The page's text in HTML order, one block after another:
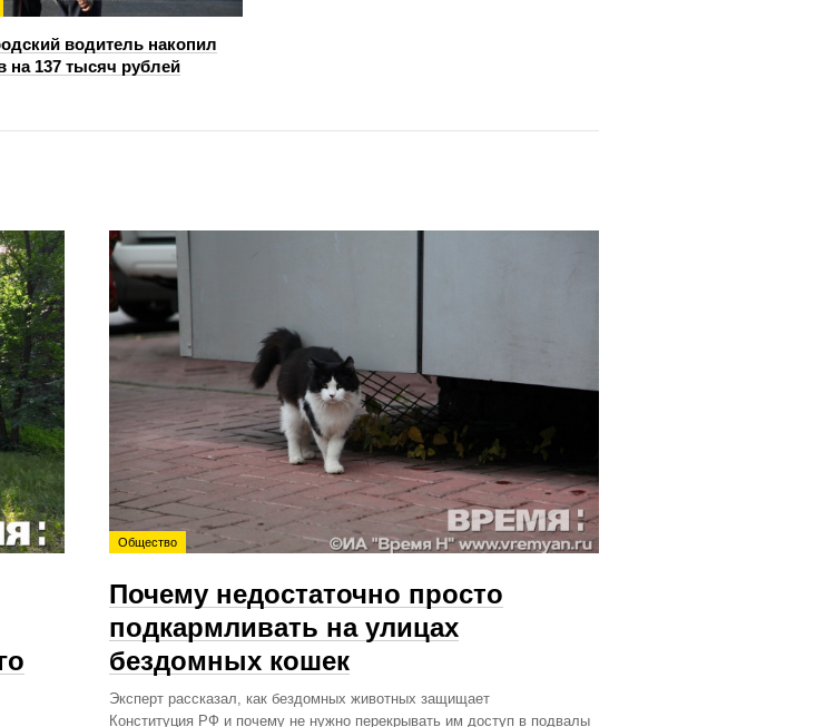
водитель накопил
на 137 тысяч рублей
Общество
Почему недостаточно просто
подкармливать на улицах
бездомных кошек
Эксперт рассказал, как бездомных животных защищает
Конституция РФ и почему не нужно перекрывать им доступ в подвалы